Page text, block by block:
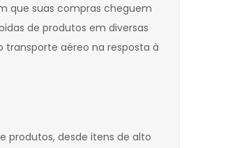
que suas compras cheguem
de produtos em diversas
aéreo na resposta à
produtos, desde itens de alto